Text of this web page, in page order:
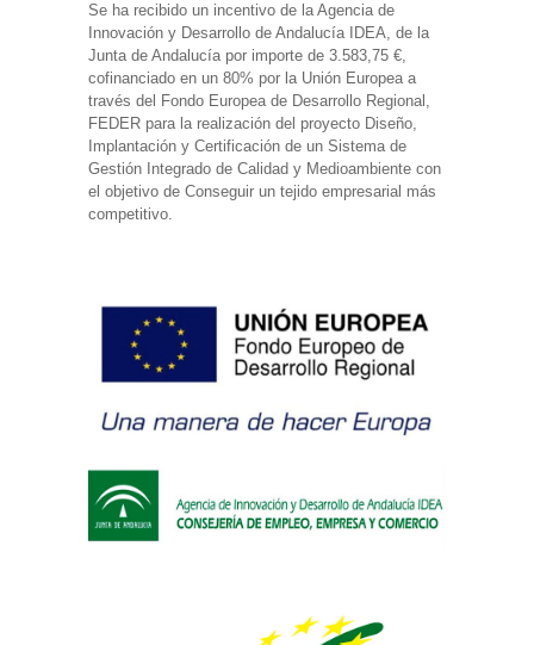
Se ha recibido un incentivo de la Agencia de
Innovación y Desarrollo de Andalucía IDEA, de la
Junta de Andalucía por importe de 3.583,75 €,
cofinanciado en un 80% por la Unión Europea a
través del Fondo Europea de Desarrollo Regional,
FEDER para la realización del proyecto Diseño,
Implantación y Certificación de un Sistema de
Gestión Integrado de Calidad y Medioambiente con
el objetivo de Conseguir un tejido empresarial más
competitivo.